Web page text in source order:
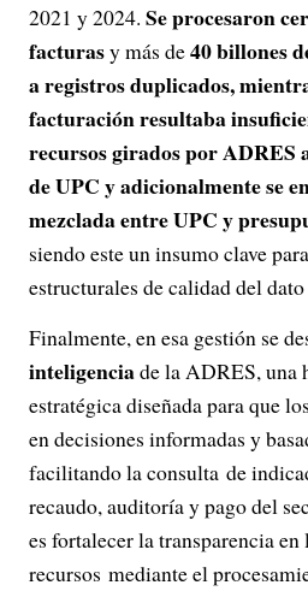
2021 y 2024. Se procesaron
facturasy más de40 billones
a registros duplicados,
facturación resultaba
recursos girados por ADRES
de UPC y adicionalmente se
mezclada entre UPC y
siendo este un insumo clave
estructurales de calidad del
Finalmente, en esa gestión se
inteligenciade la ADRES, una
estratégica diseñada para que
en decisiones informadas y
facilitando la consulta de
recaudo, auditoría y pago del
es fortalecer la transparencia
recursos mediante el